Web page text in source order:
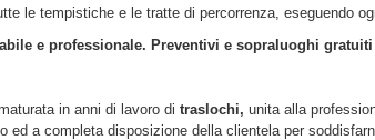
le tempistiche e le tratte di percorrenza, eseguendo
e professionale. Preventivi e sopraluoghi gratuiti
in anni di lavoro di traslochi, unita alla
ed a completa disposizione della clientela per